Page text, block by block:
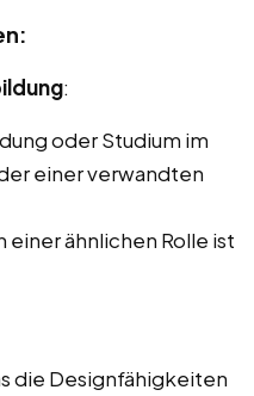
:
oder Studium im
einer verwandten
einer ähnlichen Rolle ist
die Designfähigkeiten